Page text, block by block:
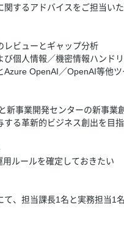
するアドバイスをご担当いた
レビューとギャップ分析
び個人情報／機密情報ハンド
Azure OpenAI／OpenAI等他
新事業開発センターの新事
る革新的ビジネス創出を目指
ルールを確定しておきたい
て、担当課長1名と実務担当1